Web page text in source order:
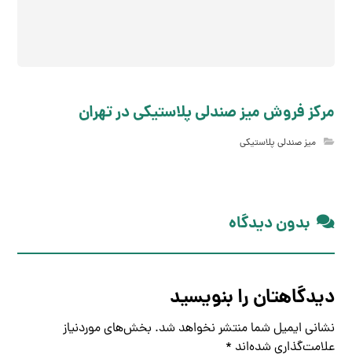
مرکز فروش میز صندلي پلاستیکي در تهران
میز صندلی پلاستیکی
بدون دیدگاه
دیدگاهتان را بنویسید
نشانی ایمیل شما منتشر نخواهد شد. بخش‌های موردنیاز
علامت‌گذاری شده‌اند *